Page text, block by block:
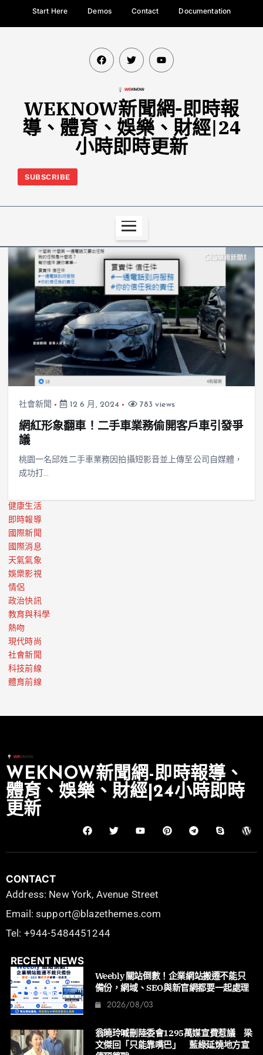
Start Here Demos Contact Documentation
WEKNOW新聞網-即時報
導、體育、娛樂、財經|24
小時即時更新
SUBSCRIBE
社會新聞 12 6 月, 2024 783 views
網紅形象翻車！二手車業務偷開客戶車引發爭
議
桃園一名邱姓二手車業務因拍攝短影音並上傳至公司自媒體，
成功打…
健康生活
即時報導
國際新聞
國際消息
天氣氣象
娛樂影視
情侶
政治快訊
教育與科學
熱吻
現代時尚
社會新聞
科技前線
體育前線
WEKNOW新聞網-即時報導、
體育、娛樂、財經|24小時即時
更新
CONTACT
Address: New York, Avenue Street
Email: support@blazethemes.com
Tel: +944-5484451244
RECENT NEWS
Weebly 關站倒數！企業網站搬遷不能只
備份，網域、SEO與新官網都要一起處理
2026/08/03
翁曉玲喊刪陸委會1295萬媒宣費惹議 梁
文傑回「只能靠嘴巴」 藍綠延燒地方宣